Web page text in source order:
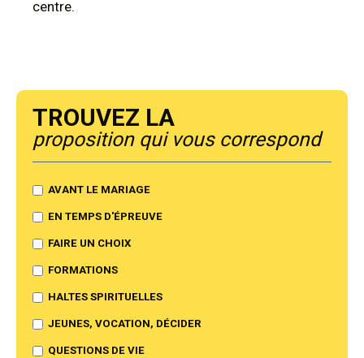
centre.
Trouvez la
proposition qui vous correspond
AVANT LE MARIAGE
EN TEMPS D'ÉPREUVE
FAIRE UN CHOIX
FORMATIONS
HALTES SPIRITUELLES
JEUNES, VOCATION, DÉCIDER
QUESTIONS DE VIE